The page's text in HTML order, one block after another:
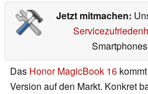
Jetzt mitmachen:
Das Honor MagicBook 16
Version auf den Markt. Konkret